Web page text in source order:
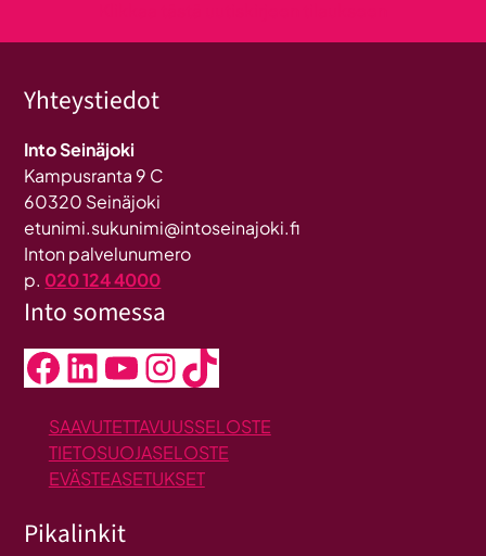
Yhteystiedot
Into Seinäjoki
Kampusranta 9 C
60320 Seinäjoki
etunimi.sukunimi@intoseinajoki.fi
Inton palvelunumero
p. 020 124 4000
Into somessa
Facebook LinkedIn YouTube InstagramTikTok
SAAVUTETTAVUUSSELOSTE
TIETOSUOJASELOSTE
EVÄSTEASETUKSET
Pikalinkit